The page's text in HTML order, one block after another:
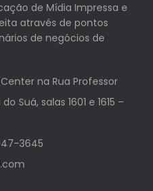
de Mídia Impressa e
através de pontos
de negócios de
na Rua Professor
Suá, salas 1601 e 1615 –
3645